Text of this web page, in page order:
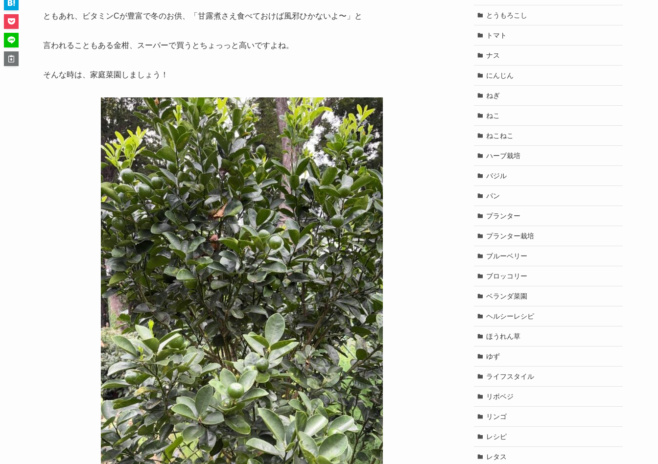
ともあれ、ビタミンCが豊富で冬のお供、「甘露煮さえ食べておけば風邪ひかないよ〜」と
言われることもある金柑、スーパーで買うとちょっっと高いですよね。
そんな時は、家庭菜園しましょう！
とうもろこし
トマト
ナス
にんじん
ねぎ
ねこ
ねこねこ
ハーブ栽培
バジル
パン
プランター
プランター栽培
ブルーベリー
ブロッコリー
ベランダ菜園
ヘルシーレシピ
ほうれん草
ゆず
ライフスタイル
リボベジ
リンゴ
レシピ
レタス